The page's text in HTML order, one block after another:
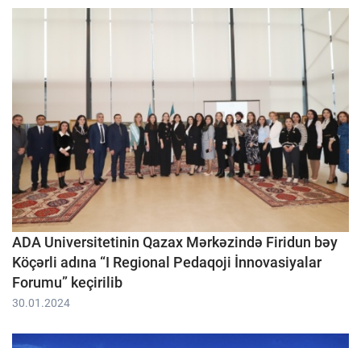
ADA Universitetinin Qazax Mərkəzində Firidun bəy
Köçərli adına “I Regional Pedaqoji İnnovasiyalar
Forumu” keçirilib
30.01.2024